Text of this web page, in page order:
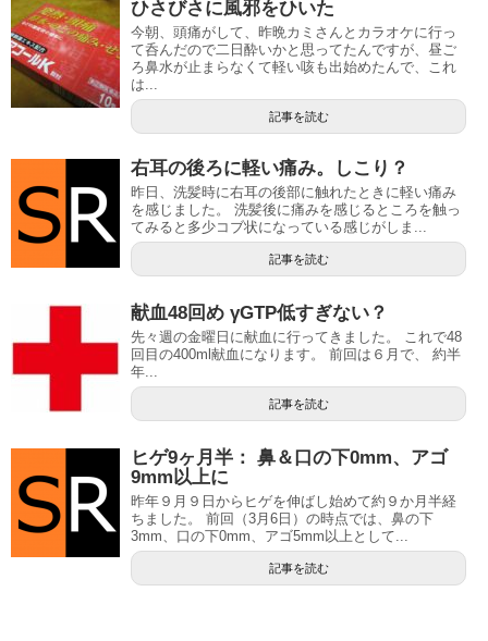
ひさびさに風邪をひいた
今朝、頭痛がして、昨晩カミさんとカラオケに行っ
て呑んだので二日酔いかと思ってたんですが、昼ご
ろ鼻水が止まらなくて軽い咳も出始めたんで、これ
は...
記事を読む
右耳の後ろに軽い痛み。しこり？
昨日、洗髪時に右耳の後部に触れたときに軽い痛み
を感じました。 洗髪後に痛みを感じるところを触っ
てみると多少コブ状になっている感じがしま...
記事を読む
献血48回め γGTP低すぎない？
先々週の金曜日に献血に行ってきました。 これで48
回目の400ml献血になります。 前回は６月で、 約半
年...
記事を読む
ヒゲ9ヶ月半： 鼻＆口の下0mm、アゴ
9mm以上に
昨年９月９日からヒゲを伸ばし始めて約９か月半経
ちました。 前回（3月6日）の時点では、鼻の下
3mm、口の下0mm、アゴ5mm以上として...
記事を読む